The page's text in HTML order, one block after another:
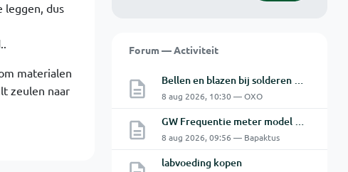
Forum — Activiteit
Bellen en blazen bij solderen van Chinese PCBs
8 aug 2026, 10:30 — OXO
GW Frequentie meter model GFC-8010G probleem
8 aug 2026, 09:56 — Bapaktus
labvoeding kopen
leggen, dus
materialen
zeulen naar